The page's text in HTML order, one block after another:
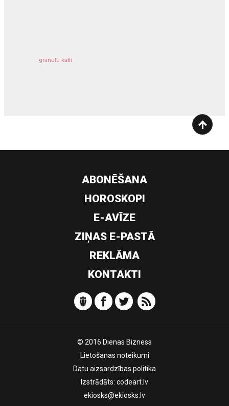
granulu katli
ABONĒŠANA
HOROSKOPI
E-AVĪZE
ZIŅAS E-PASTĀ
REKLĀMA
KONTAKTI
© 2016 Dienas Bizness
Lietošanas noteikumi
Datu aizsardzības politika
Izstrādāts: codeart.lv
ekiosks@ekiosks.lv